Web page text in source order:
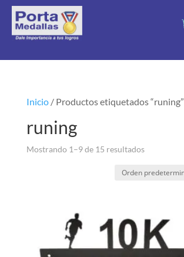
Inicio/ Productos etiquetados “runing”
runing
Mostrando 1–9 de 15 resultados